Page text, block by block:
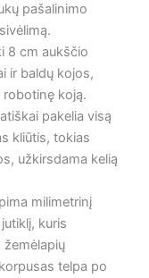
pašalinimo
8 cm aukščio
ir baldų kojos,
koją.
pakelia visą
kliūtis, tokias
užkirsdama kelią
milimetrinį
kuris
žemėlapių
telpa po